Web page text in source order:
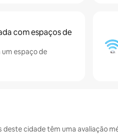
com espaços de
espaço de
deste cidade têm uma avaliação